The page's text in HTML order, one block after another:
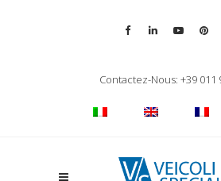
Contactez-Nous: +39 011